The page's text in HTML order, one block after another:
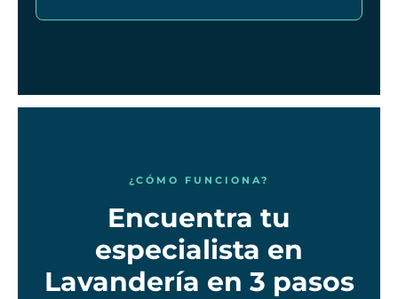
¿CÓMO FUNCIONA?
Encuentra tu
especialista en
Lavandería en 3 pasos